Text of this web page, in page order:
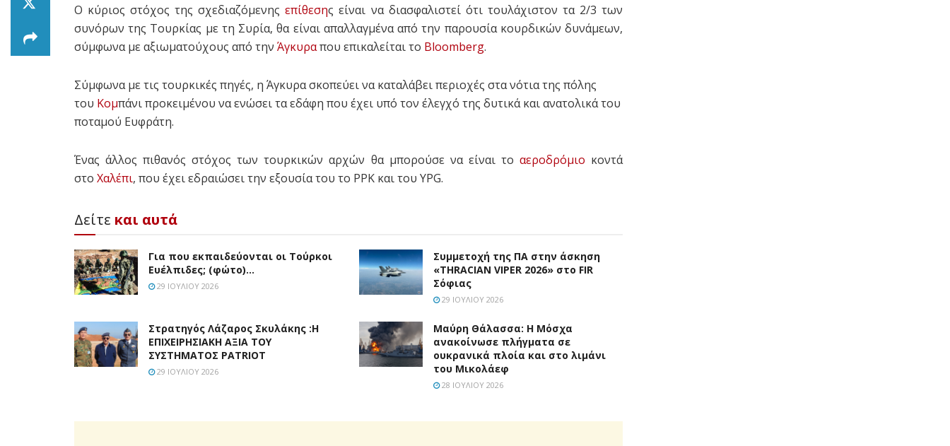
Ο κύριος στόχος της σχεδιαζόμενηςεπίθεσης είναι να διασφαλιστεί ότι τουλάχιστον τα 2/3 των
συνόρων της Τουρκίας με τη Συρία, θα είναι απαλλαγμένα από την παρουσία κουρδικών δυνάμεων,
σύμφωνα με αξιωματούχους από την Άγκυραπου επικαλείται το Bloomberg.
Σύμφωνα με τις τουρκικές πηγές, η Άγκυρα σκοπεύει να καταλάβει περιοχές στα νότια της πόλης
του Κομπάνι προκειμένου να ενώσει τα εδάφη που έχει υπό τον έλεγχό της δυτικά και ανατολικά του
ποταμού Ευφράτη.
Ένας άλλος πιθανός στόχος των τουρκικών αρχών θα μπορούσε να είναι το αεροδρόμιο κοντά
στο Χαλέπι, που έχει εδραιώσει την εξουσία του το ΡΡΚ και του ΥΡG.
Δείτε και αυτά
Για που εκπαιδεύονται οι Τούρκοι
Ευέλπιδες; (φώτο)…
29 ΙΟΥΛΊΟΥ 2026
Συμμετοχή της ΠΑ στην άσκηση
«THRACIAN VIPER 2026» στο FIR
Σόφιας
29 ΙΟΥΛΊΟΥ 2026
Στρατηγός Λάζαρος Σκυλάκης :Η
ΕΠΙΧΕΙΡΗΣΙΑΚΗ ΑΞΙΑ ΤΟΥ
ΣΥΣΤΗΜΑΤΟΣ PATRIOT
29 ΙΟΥΛΊΟΥ 2026
Μαύρη Θάλασσα: Η Μόσχα
ανακοίνωσε πλήγματα σε
ουκρανικά πλοία και στο λιμάνι
του Μικολάεφ
28 ΙΟΥΛΊΟΥ 2026